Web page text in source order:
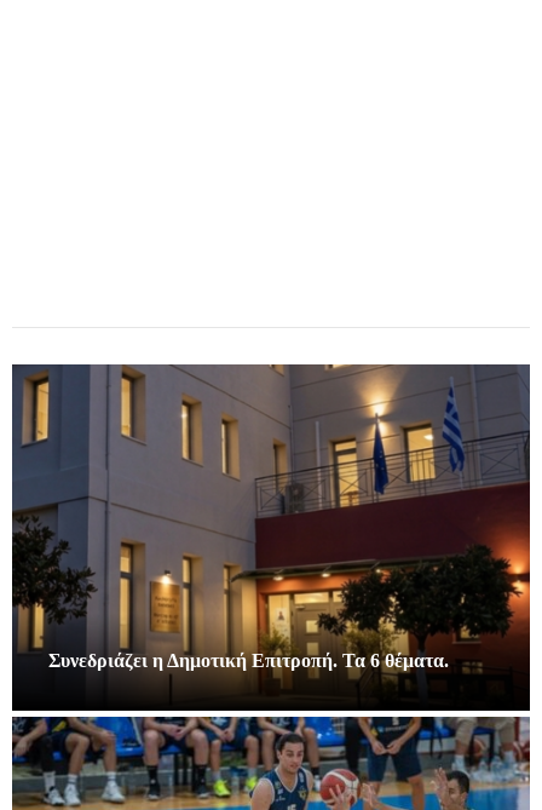
Συνεδριάζει η Δημοτική Επιτροπή. Τα 6 θέματα.